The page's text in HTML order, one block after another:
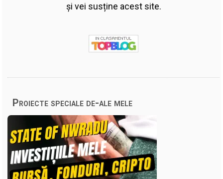
și vei susține acest site.
Proiecte speciale de-ale mele